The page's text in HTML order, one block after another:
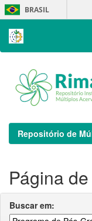
Skip
navigation
BRASIL
Repositório de
Página
Buscar em: